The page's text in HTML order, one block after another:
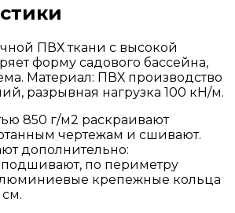
ПВХ ткани с высокой
форму садового бассейна,
Материал: ПВХ производство
разрывная нагрузка 100 кН/м.
850 г/м2 раскраивают
чертежам и сшивают.
дополнительно:
по периметру
крепежные кольца